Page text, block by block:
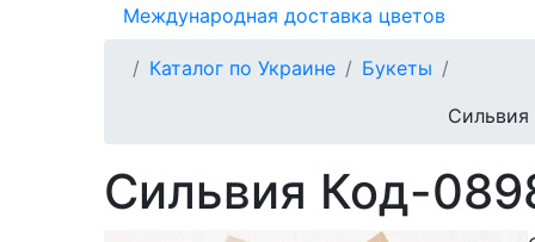
Международная доставка цветов
Каталог по Украине
Букеты
Сильвия Код-